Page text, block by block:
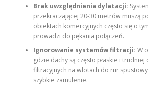
Brak uwzględnienia dylatacji:
przekraczającej 20-30 metrów muszą
obiektach komercyjnych często się o
prowadzi do pękania połączeń.
Ignorowanie systemów filtracji: W
gdzie dachy są często płaskie i
filtracyjnych na wlotach do rur
szybkie zamulenie.